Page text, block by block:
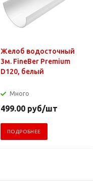
Желоб водосточный
3м. FineBer Premium
D120, белый
Много
499.00 руб/шт
ПОДРОБНЕЕ